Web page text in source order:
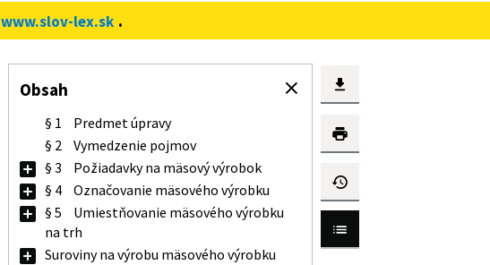
www.slov-lex.sk .
Obsah
§ 1
Predmet úpravy
§ 2
Vymedzenie pojmov
§ 3
Požiadavky na mäsový výrobok
§ 4
Označovanie mäsového výrobku
§ 5
Umiestňovanie mäsového výrobku
na trh
Suroviny na výrobu mäsového výrobku